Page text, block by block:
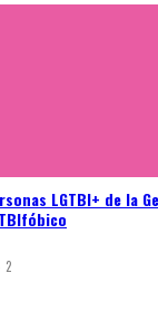
LGTBI+ de la
2